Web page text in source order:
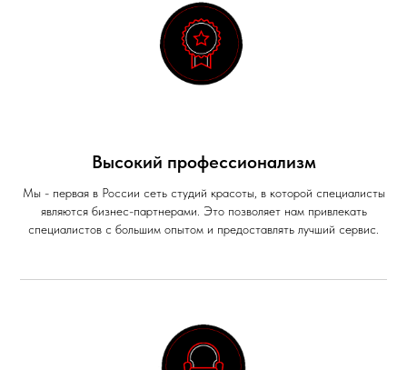
Высокий профессионализм
Мы - первая в России сеть студий красоты, в которой специалисты
являются бизнес-партнерами. Это позволяет нам привлекать
специалистов с большим опытом и предоставлять лучший сервис.